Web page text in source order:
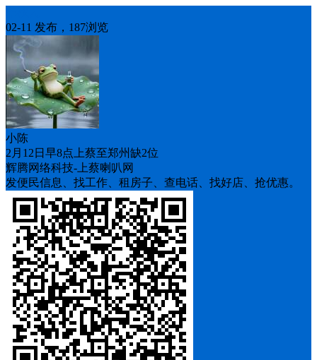
02-11 发布，187浏览
小陈
2月12日早8点上蔡至郑州缺2位
辉腾网络科技-上蔡喇叭网
发便民信息、找工作、租房子、查电话、找好店、抢优惠。